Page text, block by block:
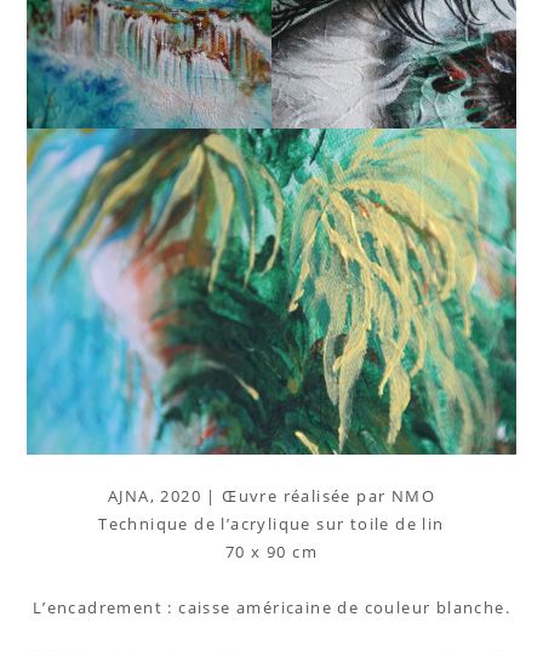
AJNA, 2020 | Œuvre réalisée par NMO
Technique de l’acrylique sur toile de lin
70 x 90 cm
L’encadrement : caisse américaine de couleur blanche.